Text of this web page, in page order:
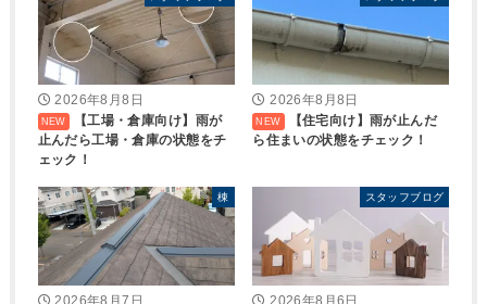
2026年8月8日
【工場・倉庫向け】雨が
止んだら工場・倉庫の状態をチ
ェック！
2026年8月8日
【住宅向け】雨が止んだ
ら住まいの状態をチェック！
棟
2026年8月7日
スタッフブログ
2026年8月6日